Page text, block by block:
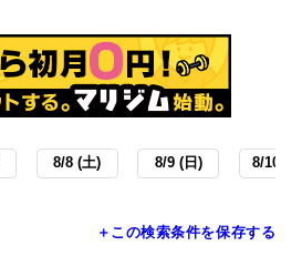
8/8 (土) 8/9 (日) 8/10 (
＋この検索条件を保存する